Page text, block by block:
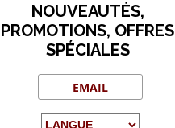
NOUVEAUTÉS,
PROMOTIONS, OFFRES
SPÉCIALES